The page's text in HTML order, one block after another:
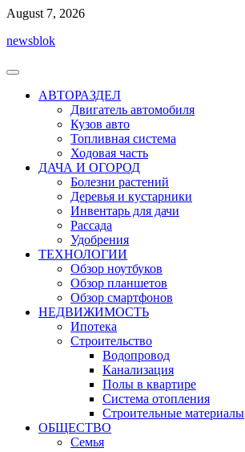
Перейти
содержимому
August 7, 2026
newsblok
АВТОРАЗДЕЛ
Двигатель автомобиля
Кузов авто
Топливная система
Ходовая часть
ДАЧА И ОГОРОД
Болезни растений
Деревья и кустарники
Инвентарь для дачи
Рассада
Удобрения
ТЕХНОЛОГИИ
Обзор ноутбуков
Обзор планшетов
Обзор смартфонов
НЕДВИЖИМОСТЬ
Ипотека
Строительство
Водопровод
Канализация
Полы в квартире
Система отопления
Строительные материалы
ОБЩЕСТВО
Семья